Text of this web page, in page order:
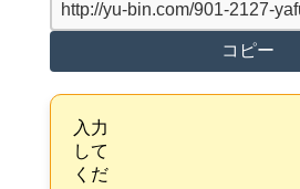
コピー
入力
して
くだ